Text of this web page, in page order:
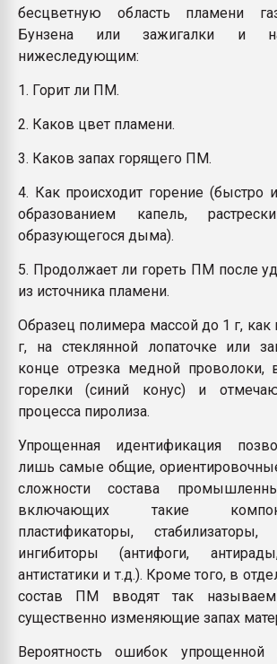
бесцветную область пламени
Бунзена или зажигалки и
нижеследующим:
1. Горит ли ПМ.
2. Каков цвет пламени.
3. Каков запах горящего ПМ.
4. Как происходит горение (быстро
образованием капель,
образующегося дыма).
5. Продолжает ли гореть ПМ после
из источника пламени.
Образец полимера массой до 1 г, как
г, на стеклянной лопаточке или
конце отрезка медной проволоки,
горелки (синий конус) и
процесса пиролиза.
Упрощенная идентификация
лишь самые общие,
сложности состава
включающих такие
пластификаторы, стабилизаторы,
ингибиторы (антифоги,
антистатики и т.д.). Кроме того, в
состав ПМ вводят так
существенно изменяющие запах
Вероятность ошибок упрощенной